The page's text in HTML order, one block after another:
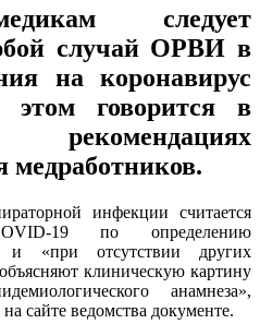
следует
случай ОРВИ в
на коронавирус
говорится в
рекомендациях
инфекции считается
19 по определению
и «при отсутствии других
клиническую картину
анамнеза»,
сайте ведомства документе.